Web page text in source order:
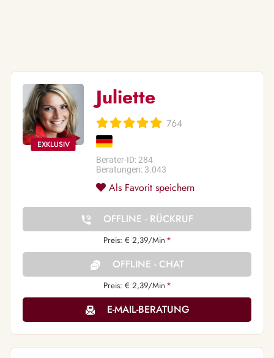
Juliette
764
Berater-ID: 284
Beratungen: 3.043
Als Favorit speichern
OFFLINE - RÜCKRUF
Preis: € 2,39/Min *
OFFLINE - CHAT
Preis: € 2,39/Min *
E-MAIL-BERATUNG